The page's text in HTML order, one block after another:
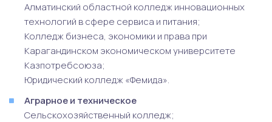
Алматинский областной колледж инновационных
технологий в сфере сервиса и питания;
Колледж бизнеса, экономики и права при
Карагандинском экономическом университете
Казпотребсоюза;
Юридический колледж «Фемида».
Аграрное и техническое
Сельскохозяйственный колледж;